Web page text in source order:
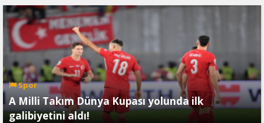
Spor
A Milli Takım Dünya Kupası yolunda ilk
galibiyetini aldı!